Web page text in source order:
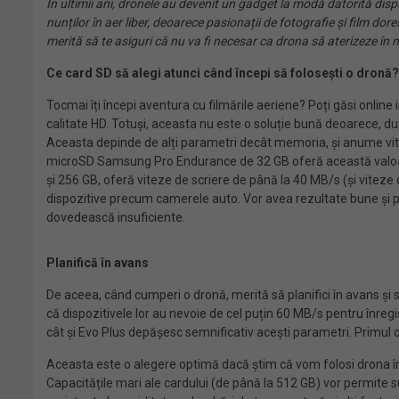
În ultimii ani, dronele au devenit un gadget la modă datorită
nunților în aer liber, deoarece pasionații de fotografie și film
merită să te asiguri că nu va fi necesar ca drona să aterizeze
Ce card SD să alegi atunci când începi să folosești o dronă?
Tocmai îți începi aventura cu filmările aeriene? Poți găsi
calitate HD. Totuși, aceasta nu este o soluție bună deoarece,
Aceasta depinde de alți parametri decât memoria, și anume
microSD Samsung Pro Endurance de 32 GB oferă această
și 256 GB, oferă viteze de scriere de până la 40 MB/s (și
dispozitive precum camerele auto. Vor avea rezultate bune și
dovedească insuficiente.
Planifică în avans
De aceea, când cumperi o dronă, merită să planifici în avans
că dispozitivele lor au nevoie de cel puțin 60 MB/s pentru
cât și Evo Plus depășesc semnificativ acești parametri. Primul
Aceasta este o alegere optimă dacă știm că vom folosi drona
Capacitățile mari ale cardului (de până la 512 GB) vor